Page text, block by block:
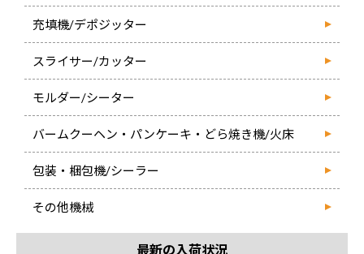
充填機/デポジッター
スライサー/カッター
モルダー/シーター
バームクーヘン・パンケーキ・どら焼き機/火床
包装・梱包機/シーラー
その他機械
最新の入荷状況